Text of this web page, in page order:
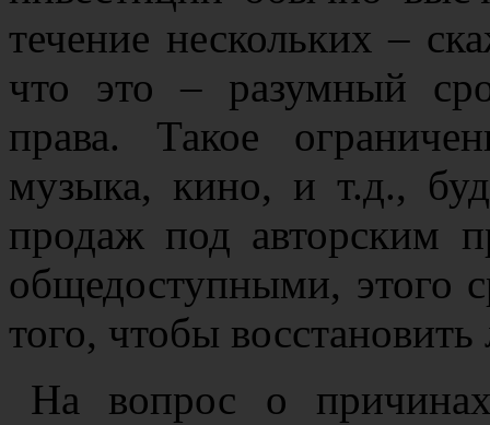
течение нескольких –
что это – разумный
права. Такое
музыка, кино, и т.д.,
продаж под авторским
общедоступными, этого
того, чтобы
На вопрос о